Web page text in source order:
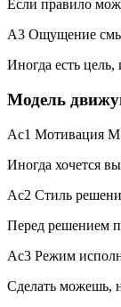
Если правило
A3 Ощущение
Иногда есть
Модель
Ac1 Мотивация M
Иногда хочется
Ac2 Стиль
Перед решением
Ac3 Режим
Сделать можешь,